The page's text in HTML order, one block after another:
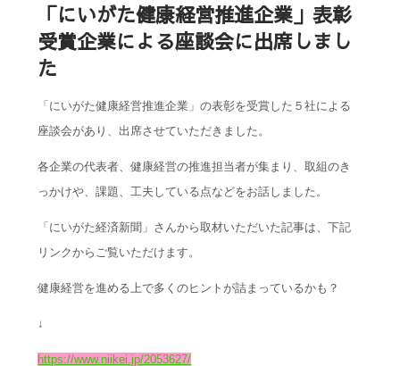
「にいがた健康経営推進企業」表彰
受賞企業による座談会に出席しまし
た
「にいがた健康経営推進企業」の表彰を受賞した５社による
座談会があり、出席させていただきました。
各企業の代表者、健康経営の推進担当者が集まり、取組のき
っかけや、課題、工夫している点などをお話しました。
「にいがた経済新聞」さんから取材いただいた記事は、下記
リンクから ご覧いただけます。
健康経営を進める上で多くのヒントが詰まっているかも？
↓
https://www.niikei.jp/2053627/